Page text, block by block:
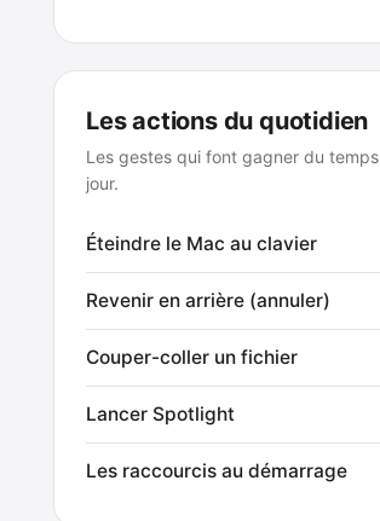
Les actions du quotidien
Les gestes qui font gagner du
jour.
Éteindre le Mac au clavier
Revenir en arrière (annuler)
Couper-coller un fichier
Lancer Spotlight
Les raccourcis au démarrage